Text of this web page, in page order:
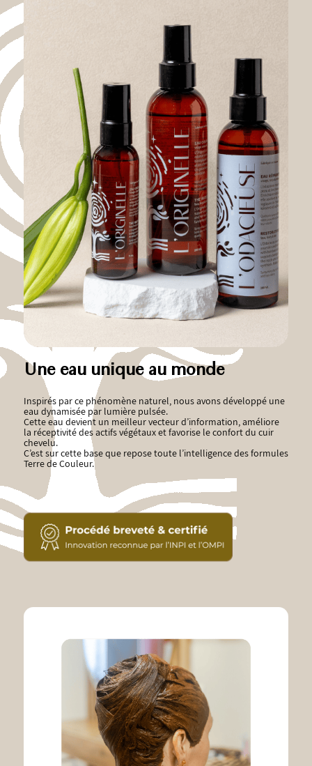
Une eau unique au monde
Inspirés par ce phénomène naturel, nous avons développé une
eau dynamisée par lumière pulsée.
Cette eau devient un meilleur vecteur d’information, améliore
la réceptivité des actifs végétaux et favorise le confort du cuir
chevelu.
C’est sur cette base que repose toute l’intelligence des formules
Terre de Couleur.